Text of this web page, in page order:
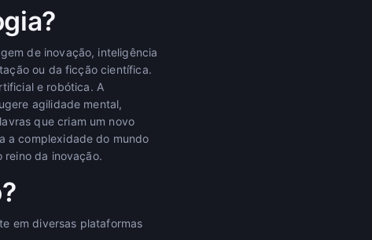
de inovação, inteligência
ou da ficção científica.
e robótica. A
agilidade mental,
que criam um novo
a complexidade do mundo
da inovação.
em diversas plataformas